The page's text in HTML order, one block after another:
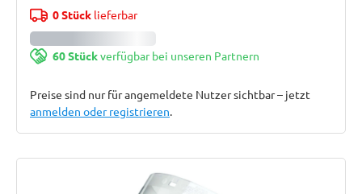
0 Stücklieferbar
60 Stückverfügbar bei unseren Partnern
Preise sind nur für angemeldete Nutzer sichtbar – jetzt
anmelden oder registrieren.